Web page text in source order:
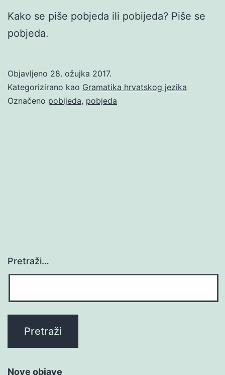
Kako se piše pobjeda ili pobijeda? Piše se
pobjeda.
Objavljeno 28. ožujka 2017.
Kategorizirano kao Gramatika hrvatskog jezika
Označeno pobijeda, pobjeda
Pretraži…
Nove objave